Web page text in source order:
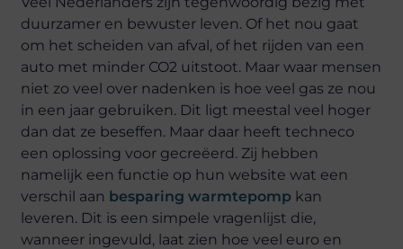
duurzamer en bewuster leven. Of het nou gaat
om het scheiden van afval, of het rijden van een
auto met minder CO2 uitstoot. Maar waar mensen
niet zo veel over nadenken is hoe veel gas ze nou
in een jaar gebruiken. Dit ligt meestal veel hoger
dan dat ze beseffen. Maar daar heeft techneco
een oplossing voor gecreëerd. Zij hebben
namelijk een functie op hun website wat een
verschil aan besparing warmtepomp kan
leveren. Dit is een simpele vragenlijst die,
wanneer ingevuld, laat zien hoe veel euro en